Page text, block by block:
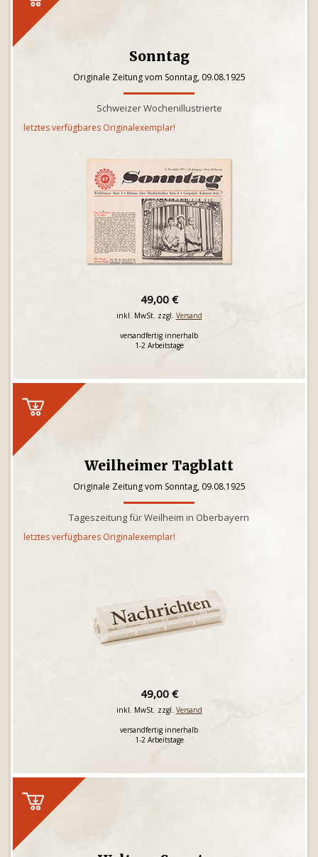
Sonntag
Originale Zeitung vom Sonntag, 09.08.1925
Schweizer Wochenillustrierte
letztes verfügbares Originalexemplar!
49,00 €
inkl. MwSt. zzgl. Versand
versandfertig innerhalb
1-2 Arbeitstage
Weilheimer Tagblatt
Originale Zeitung vom Sonntag, 09.08.1925
Tageszeitung für Weilheim in Oberbayern
letztes verfügbares Originalexemplar!
49,00 €
inkl. MwSt. zzgl. Versand
versandfertig innerhalb
1-2 Arbeitstage